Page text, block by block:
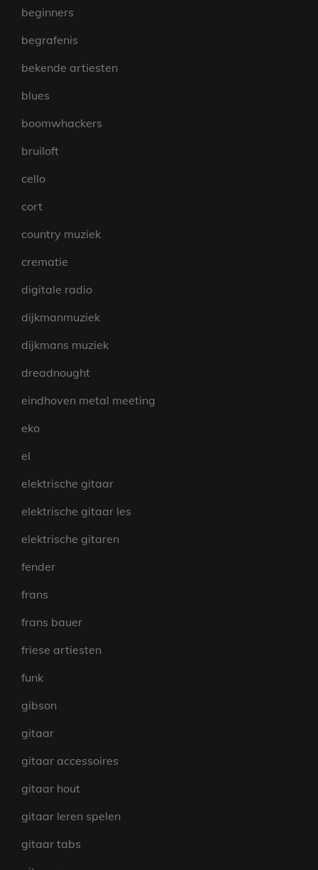
beginners
begrafenis
bekende artiesten
blues
boomwhackers
bruiloft
cello
cort
country muziek
crematie
digitale radio
dijkmanmuziek
dijkmans muziek
dreadnought
eindhoven metal meeting
eko
el
elektrische gitaar
elektrische gitaar les
elektrische gitaren
fender
frans
frans bauer
friese artiesten
funk
gibson
gitaar
gitaar accessoires
gitaar hout
gitaar leren spelen
gitaar tabs